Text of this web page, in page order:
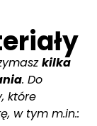
kilka
. Do
które
w tym m.in.: